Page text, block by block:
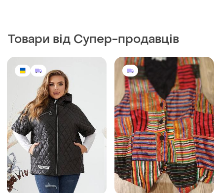
Товари від Супер-продавців